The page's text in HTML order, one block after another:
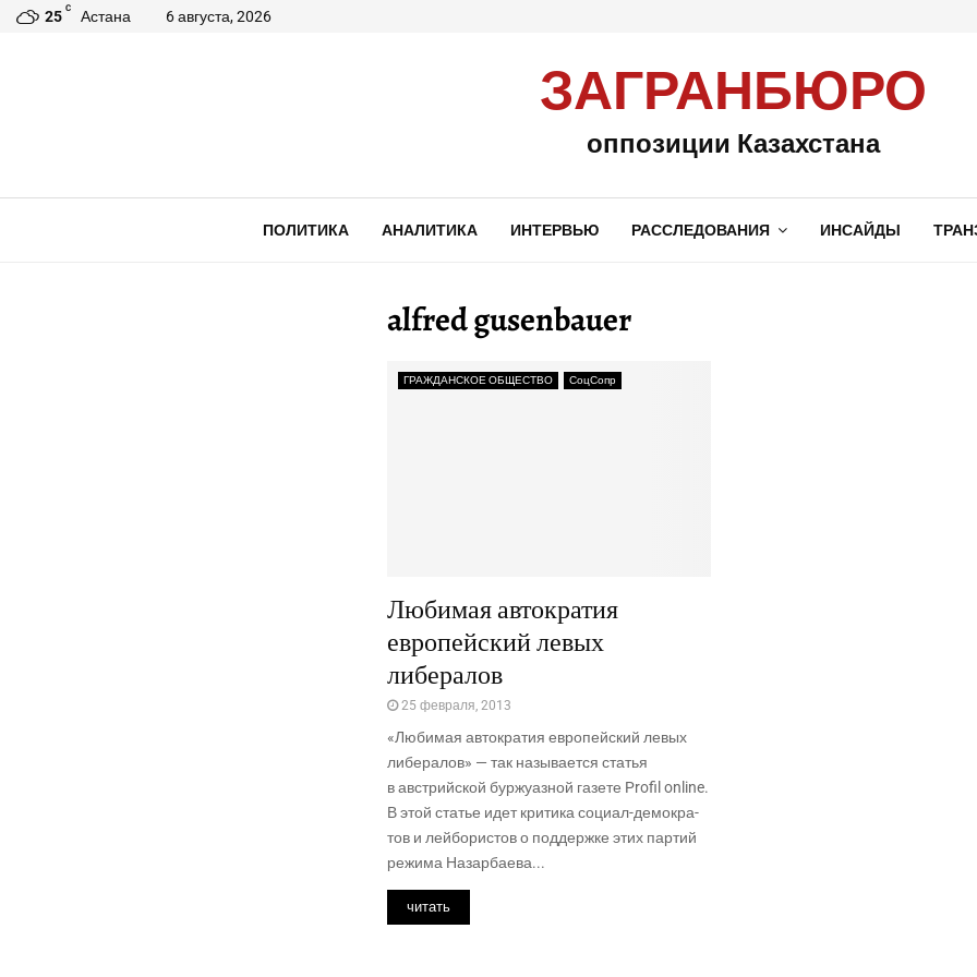
25 C Астана 6 августа, 2026
ЗАГРАНБЮРО
оппозиции Казахстана
ПОЛИТИКА АНАЛИТИКА ИНТЕРВЬЮ РАССЛЕДОВАНИЯ ИНСАЙДЫ
alfred gusenbauer
ГРАЖДАНСКОЕ ОБЩЕСТВО СоцСопр
Любимая автократия
европейский левых
либералов
25 февраля, 2013
«Люби­мая авто­кра­тия евро­пей­ский левых
либе­ра­лов» — так назы­ва­ет­ся ста­тья
в австрий­ской бур­жу­аз­ной газе­те Profil online.
В этой ста­тье идет кри­ти­ка соци­ал-демо­кра­
тов и лей­бо­ри­стов о под­держ­ке этих пар­тий
режи­ма Назар­ба­е­ва...
читать